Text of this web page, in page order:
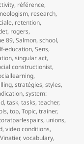
, référence,
, research,
, retention,
, rogers,
89,Salmon,school,
education,Sens,
,singular act,
constructionist,
,
,stratégies,styles,
,system:
,task,tasks,teacher,
,top,Topic,trainer,
, unions,
,video conditions,
Vinatier,vocabulary,